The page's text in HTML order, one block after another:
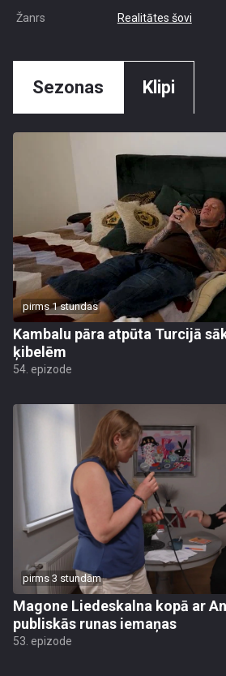
Žanrs Realitātes šovi
Sezonas Klipi
pirms 1 stundas
Kambalu pāra atpūta Turcijā
ķibelēm
54. epizode
pirms 3 stundām
Magone Liedeskalna kopā ar
publiskās runas iemaņas
53. epizode